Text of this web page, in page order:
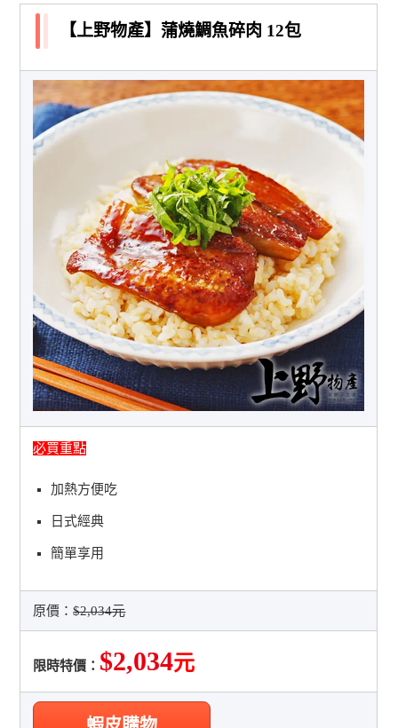
【上野物產】蒲燒鯛魚碎肉 12包
必買重點
加熱方便吃
日式經典
簡單享用
原價：$2,034元
限時特價： $2,034元